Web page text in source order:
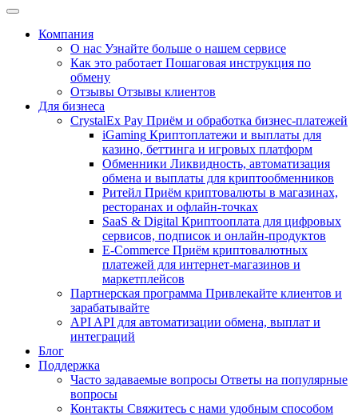
Компания
О нас Узнайте больше о нашем сервисе
Как это работает Пошаговая инструкция по
обмену
Отзывы Отзывы клиентов
Для бизнеса
CrystalEx Pay Приём и обработка бизнес-платежей
iGaming Криптоплатежи и выплаты для
казино, беттинга и игровых платформ
Обменники Ликвидность, автоматизация
обмена и выплаты для криптообменников
Ритейл Приём криптовалюты в магазинах,
ресторанах и офлайн-точках
SaaS & Digital Криптооплата для цифровых
сервисов, подписок и онлайн-продуктов
E-Commerce Приём криптовалютных
платежей для интернет-магазинов и
маркетплейсов
Партнерская программа Привлекайте клиентов и
зарабатывайте
API API для автоматизации обмена, выплат и
интеграций
Блог
Поддержка
Часто задаваемые вопросы Ответы на популярные
вопросы
Контакты Свяжитесь с нами удобным способом